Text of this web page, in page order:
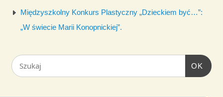
Międzyszkolny Konkurs Plastyczny „Dzieckiem być…”:
„W świecie Marii Konopnickiej”.
OK